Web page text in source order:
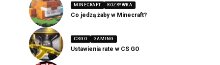
MINECRAFT ROZRYWKA
Co jedzą żaby w Minecraft?
CSGO GAMING
Ustawienia rate w CS GO